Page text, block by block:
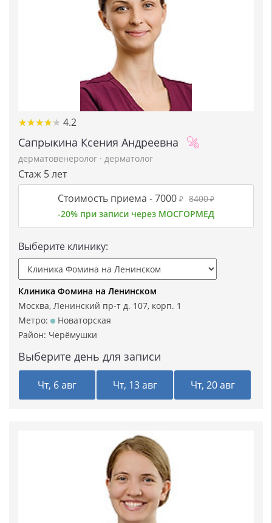
★★★★★
★★★★★ 4.2
Сапрыкина Ксения Андреевна
дерматовенеролог · дерматолог
Стаж 5 лет
Стоимость приема -7000 ₽ 8400₽
-20% при записи через МОСГОРМЕД
Выберите клинику:
Клиника Фомина на Ленинском
Москва, Ленинский пр-т д. 107, корп. 1
Метро:
Новаторская
Район: Черёмушки
Выберите день для записи
Чт, 6 авг Чт, 13 авг Чт, 20 авг